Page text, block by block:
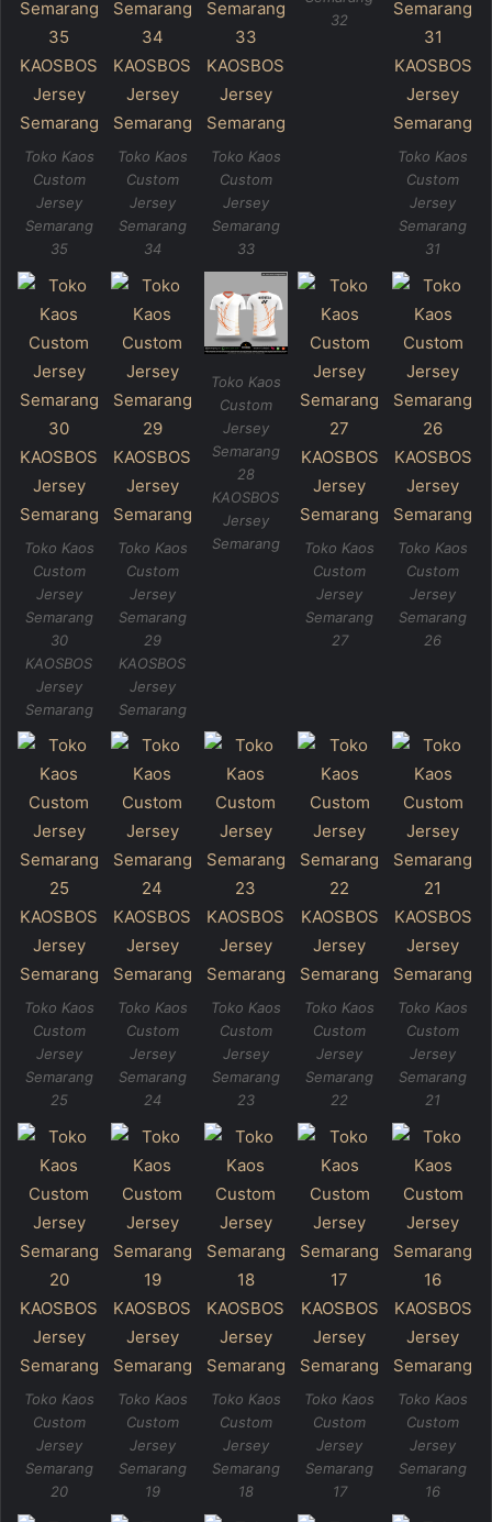
Toko Kaos
Custom
Jersey
Semarang
35
Toko Kaos
Custom
Jersey
Semarang
34
Toko Kaos
Custom
Jersey
Semarang
33
32
Toko Kaos
Custom
Jersey
Semarang
31
Toko Kaos
Custom
Jersey
Semarang
30
KAOSBOS
Jersey
Semarang
Toko Kaos
Custom
Jersey
Semarang
29
KAOSBOS
Jersey
Semarang
Toko Kaos
Custom
Jersey
Semarang
28
KAOSBOS
Jersey
Semarang
Toko Kaos
Custom
Jersey
Semarang
27
Toko Kaos
Custom
Jersey
Semarang
26
Toko Kaos
Custom
Jersey
Semarang
25
Toko Kaos
Custom
Jersey
Semarang
24
Toko Kaos
Custom
Jersey
Semarang
23
Toko Kaos
Custom
Jersey
Semarang
22
Toko Kaos
Custom
Jersey
Semarang
21
Toko Kaos
Custom
Jersey
Semarang
20
Toko Kaos
Custom
Jersey
Semarang
19
Toko Kaos
Custom
Jersey
Semarang
18
Toko Kaos
Custom
Jersey
Semarang
17
Toko Kaos
Custom
Jersey
Semarang
16